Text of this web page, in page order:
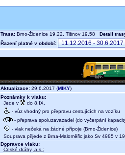
Trasa: Brno-Židenice 19.22, Tišnov 19.58 Detail
Řazení platné v období:
Aktualizace: 29.6.2017 (MIKY)
Poznámky k vlaku:
Jede v
do 8.IX.
- vůz vhodný pro přepravu cestujících na vozíku
- přeprava spoluzavazadel (do vyčerpání
- vlak nečeká na žádné přípoje (Brno-Židenice)
Souprava přijede z Brna-Maloměřic jako Sv 4985 v
Dopravce vlaku:
České dráhy, a.s. ;